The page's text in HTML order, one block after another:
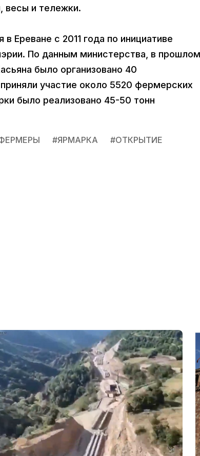
весы и тележки.
Ереване с 2011 года по инициативе
По данным министерства, в
было организовано 40
участие около 5520 фермерских
было реализовано 45-50 тонн
#ЯРМАРКА #ОТКРЫТИЕ